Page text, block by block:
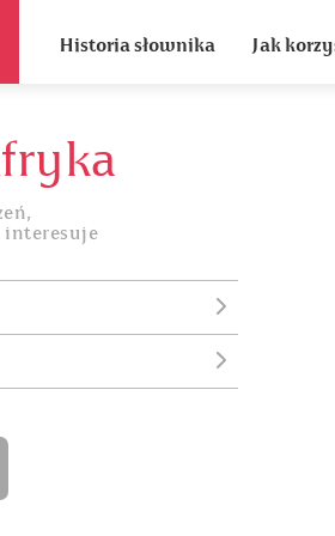
Historia słownika Jak